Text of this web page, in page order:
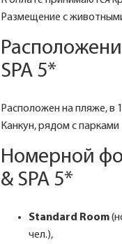
Размещение с
SPA 5*
Расположен на пляже, в
Канкун, рядом с
Номерной
& SPA 5*
Standard Room
чел.),